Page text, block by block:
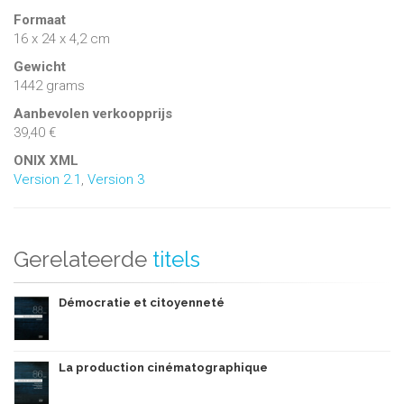
Formaat
16 x 24 x 4,2 cm
Gewicht
1442 grams
Aanbevolen verkoopprijs
39,40 €
ONIX XML
Version 2.1 Version 3
Gerelateerde titels
Démocratie et citoyenneté
La production cinématographique